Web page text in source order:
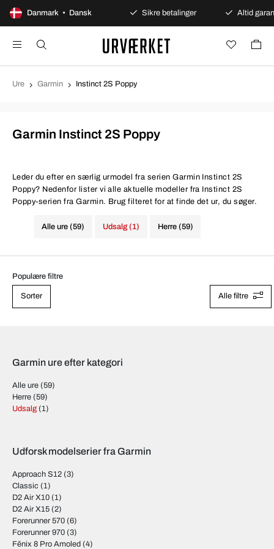
Danmark • Dansk
100 dages åbent køb Sikre betalinger Altid
Ure Garmin Instinct 2S Poppy
Garmin Instinct 2S Poppy
Leder du efter en særlig urmodel fra serien Garmin Instinct 2S
Poppy? Nedenfor lister vi alle aktuelle modeller fra Instinct 2S
Poppy-serien fra Garmin. Brug filteret for at finde det ur, du søger.
Alle ure (59) Herre (59)
Udsalg (1)
Populære filtre
Sorter Alle filtre
Garmin ure efter kategori
Alle ure (59)
Herre (59)
Udsalg (1)
Udforsk modelserier fra Garmin
Approach S12 (3)
Classic (1)
D2 Air X10 (1)
D2 Air X15 (2)
Forerunner 570 (6)
Forerunner 970 (3)
Fēnix 8 Pro Amoled (4)